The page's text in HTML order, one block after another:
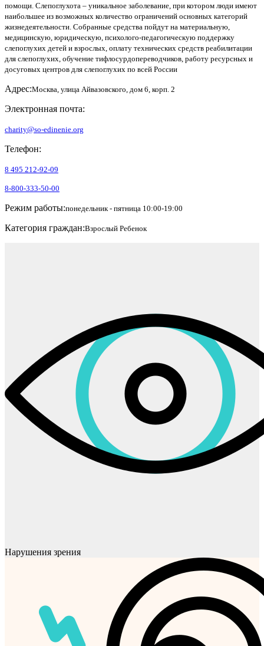
помощи. Слепоглухота – уникальное заболевание, при котором люди имеют
наибольшее из возможных количество ограничений основных категорий
жизнедеятельности. Собранные средства пойдут на материальную,
медицинскую, юридическую, психолого-педагогическую поддержку
слепоглухих детей и взрослых, оплату технических средств реабилитации
для слепоглухих, обучение тифлосурдопереводчиков, работу ресурсных и
досуговых центров для слепоглухих по всей России
Адрес:Москва, улица Айвазовского, дом 6, корп. 2
Электронная почта:
charity@so-edinenie.org
Телефон:
8 495 212-92-09
8-800-333-50-00
Режим работы:понедельник - пятница 10:00-19:00
Категория граждан:Взрослый Ребенок
Нарушения зрения